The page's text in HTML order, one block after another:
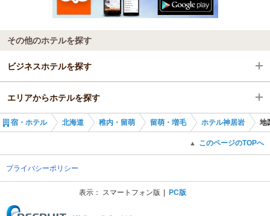
その他のホテルを探す
ビジネスホテルを探す
北海道
稚内・留萌
エリアからホテルを探す
北海道
宿・ホテル 北海道 稚内・留萌 留萌・増毛 ホテル神居岩 地
▲ このページのTOPへ
プライバシーポリシー
表示： スマートフォン版 PC版